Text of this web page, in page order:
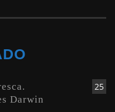
25
Darwin